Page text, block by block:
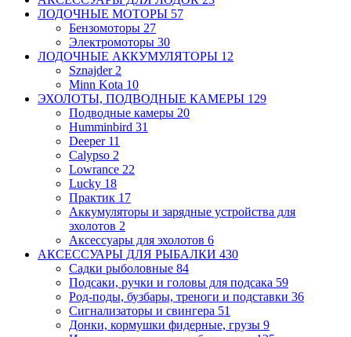
ЛОДОЧНЫЕ МОТОРЫ 57
Бензомоторы 27
Электромоторы 30
ЛОДОЧНЫЕ АККУМУЛЯТОРЫ 12
Sznajder 2
Minn Kota 10
ЭХОЛОТЫ, ПОДВОДНЫЕ КАМЕРЫ 129
Подводные камеры 20
Humminbird 31
Deeper 11
Calypso 2
Lowrance 22
Lucky 18
Практик 17
Аккумуляторы и зарядные устройства для
эхолотов 2
Аксессуары для эхолотов 6
АКСЕССУАРЫ ДЛЯ РЫБАЛКИ 430
Садки рыболовные 84
Подсаки, ручки и головы для подсака 59
Род-поды, бузбары, треноги и подставки 36
Сигнализаторы и свингера 51
Донки, кормушки фидерные, грузы 9